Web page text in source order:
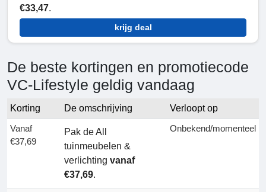
€33,47.
krijg deal
De beste kortingen en promotiecode
VC-Lifestyle geldig vandaag
Korting De omschrijving
Verloopt op
Vanaf
€37,69
Pak de All
tuinmeubelen &
verlichting vanaf
€37,69.
Onbekend/momenteel